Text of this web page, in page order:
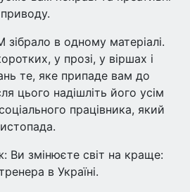
в одному матеріалі.
у прозі, у віршах і
те, яке припаде вам до
цього надішліть його усім
працівника, який
Ви змінюєте світ на краще:
в Україні.